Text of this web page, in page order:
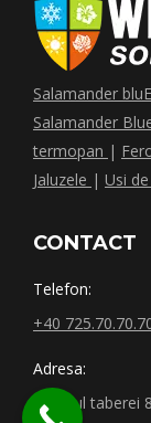
Salamander
Salamander
termopan |
Jaluzele | Usi
CONTACT
Telefon:
+40
Adresa:
Drumul taberei